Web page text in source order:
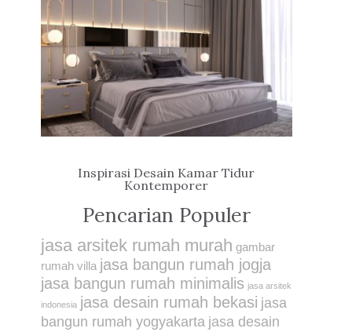
Inspirasi Desain Kamar Tidur
Kontemporer
Pencarian Populer
jasa arsitek rumah murah gambar
rumah villa jasa bangun rumah jogja
jasa bangun rumah minimalis jasa arsitek
indonesia jasa desain rumah bekasi jasa
bangun rumah yogyakarta jasa desain